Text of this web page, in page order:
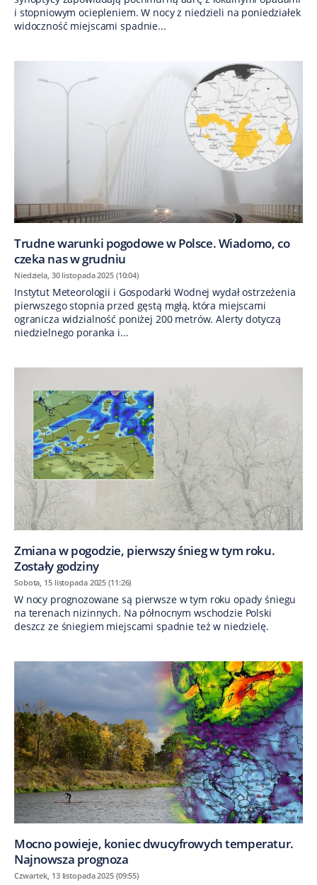
i stopniowym ociepleniem. W nocy z niedzieli na poniedziałek
widoczność miejscami spadnie...
Trudne warunki pogodowe w Polsce. Wiadomo, co
czeka nas w grudniu
Niedziela, 30 listopada 2025 (10:04)
Instytut Meteorologii i Gospodarki Wodnej wydał ostrzeżenia
pierwszego stopnia przed gęstą mgłą, która miejscami
ogranicza widzialność poniżej 200 metrów. Alerty dotyczą
niedzielnego poranka i...
Zmiana w pogodzie, pierwszy śnieg w tym roku.
Zostały godziny
Sobota, 15 listopada 2025 (11:26)
W nocy prognozowane są pierwsze w tym roku opady śniegu
na terenach nizinnych. Na północnym wschodzie Polski
deszcz ze śniegiem miejscami spadnie też w niedzielę.
Mocno powieje, koniec dwucyfrowych temperatur.
Najnowsza prognoza
Czwartek, 13 listopada 2025 (09:55)